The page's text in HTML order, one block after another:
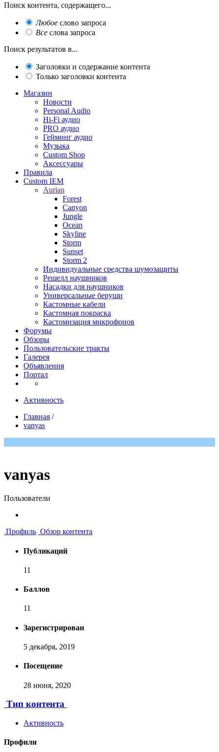
Поиск контента, содержащего...
Любое слово запроса
Все слова запроса
Поиск результатов в...
Заголовки и содержание контента
Только заголовки контента
Магазин
Новости
Personal Audio
Hi-Fi аудио
PRO аудио
Гейминг аудио
Музыка
Custom Shop
Аксессуары
Правила
Custom IEM
Aurian
Forest
Canyon
Jungle
Ocean
Skyline
Storm
Sunset
Storm 2
Индивидуальные средства шумозащиты
Решелл наушников
Насадки для наушников
Универсальные беруши
Кастомные кабели
Кастомная покраска
Кастомизация микрофонов
Форумы
Обзоры
Пользовательские тракты
Галерея
Объявления
Портал
Активность
Главная /
vanyas
vanyas
Пользователи
Профиль Обзор контента
Публикаций
11
Баллов
11
Зарегистрирован
5 декабря, 2019
Посещение
28 июня, 2020
Тип контента
Активность
Профили